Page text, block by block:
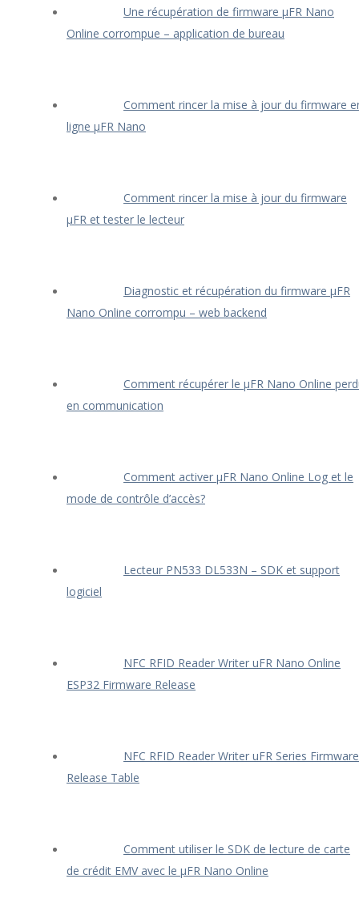
Une récupération de firmware μFR Nano
Online corrompue – application de bureau
Comment rincer la mise à jour du firmware
ligne μFR Nano
Comment rincer la mise à jour du firmware
μFR et tester le lecteur
Diagnostic et récupération du firmware μFR
Nano Online corrompu – web backend
Comment récupérer le μFR Nano Online
en communication
Comment activer μFR Nano Online Log et le
mode de contrôle d’accès?
Lecteur PN533 DL533N – SDK et support
logiciel
NFC RFID Reader Writer uFR Nano Online
ESP32 Firmware Release
NFC RFID Reader Writer uFR Series Firmware
Release Table
Comment utiliser le SDK de lecture de carte
de crédit EMV avec le μFR Nano Online